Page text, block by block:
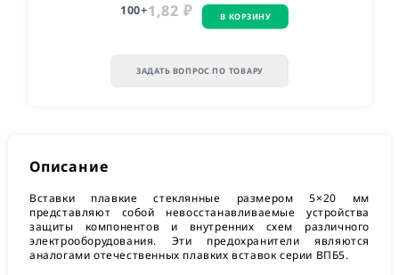
100+1,82 ₽ В КОРЗИНУ
ЗАДАТЬ ВОПРОС ПО ТОВАРУ
Описание
Вставки плавкие стеклянные размером 5×20 мм
представляют собой невосстанавливаемые устройства
защиты компонентов и внутренних схем различного
электрооборудования. Эти предохранители являются
аналогами отечественных плавких вставок серии ВПБ5.